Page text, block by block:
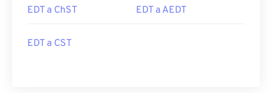
EDT a ChST EDT a AEDT
EDT a CST